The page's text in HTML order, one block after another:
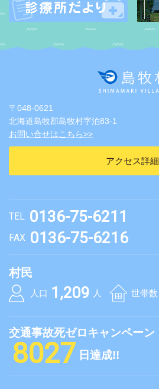
〒048-0621
北海道島牧郡島牧村字泊83-1
お問い合せはこちら>>
アクセス詳細
TEL 0136-75-6211
FAX 0136-75-6216
村民
人口 1,209 人 世帯数
交通事故死ゼロキャンペーン
8027 日達成!!